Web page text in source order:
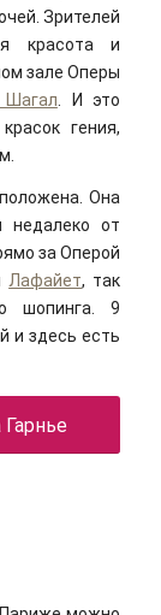
Зрителей
красота и
зале Оперы
. И это
гения,
Она
недалеко от
за Оперой
Лафайет, так
шопинга. 9
и здесь есть